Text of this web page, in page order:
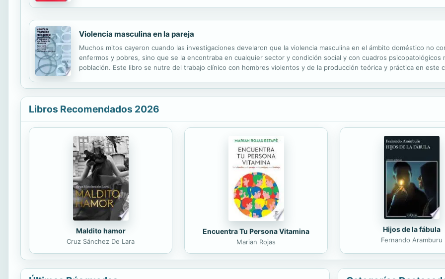
Violencia masculina en la pareja
Muchos mitos cayeron cuando las investigaciones develaron que la violencia masculina en el ámbito doméstico no
enfermos y pobres, sino que se la encontraba en cualquier sector y condición social y con cuadros psicopatológicos
población. Este libro se nutre del trabajo clínico con hombres violentos y de la producción teórica y práctica en este
Libros Recomendados 2026
Maldito hamor
Cruz Sánchez De Lara
Encuentra Tu Persona Vitamina
Marian Rojas
Hijos de la fábula
Fernando Aramburu